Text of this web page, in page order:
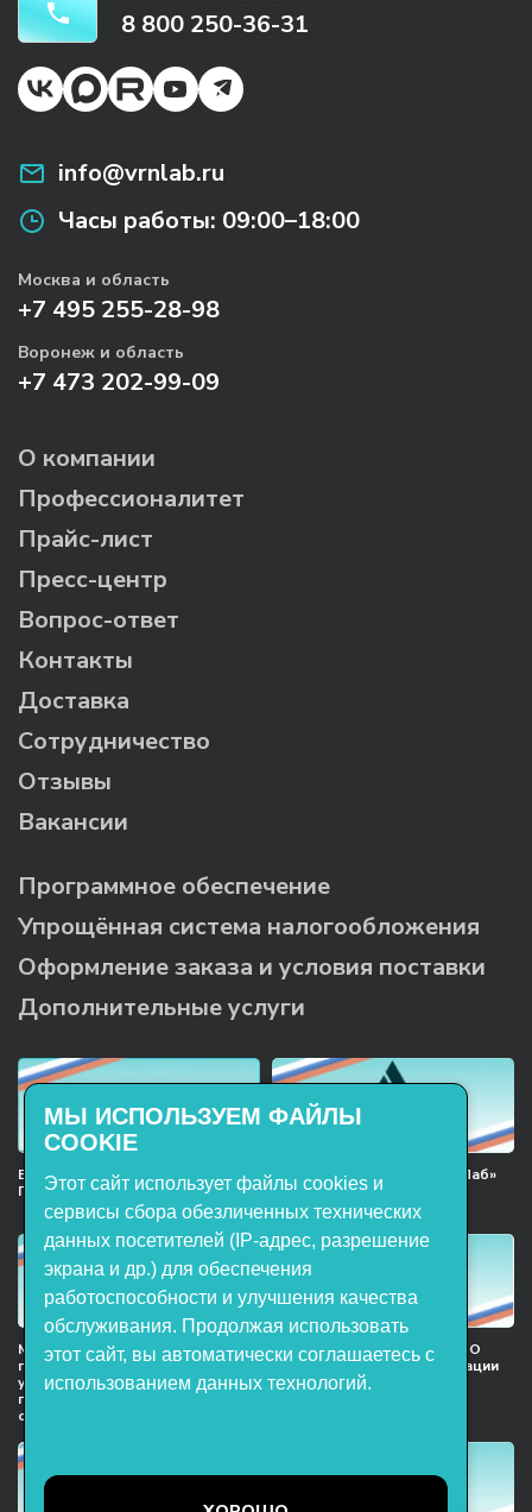
8 800 250-36-31
info@vrnlab.ru
Часы работы: 09:00–18:00
Москва и область
+7 495 255-28-98
Воронеж и область
+7 473 202-99-09
О компании
Профессионалитет
Прайс-лист
Пресс-центр
Вопрос-ответ
Контакты
Доставка
Сотрудничество
Отзывы
Вакансии
Программное обеспечение
Упрощённая система налогообложения
Оформление заказа и условия поставки
Дополнительные услуги
Включён в реестр Российского
ПО
Продукция НТП «ЭнергияЛаб»
включена в реестр
Минпромторга РФ
Мы в национальном союзе
предприятий индустрии
учебного оборудования и
поставщиков образовательных
организация
Сертификат участника ООО
НТП «ЭнергияЛаб» ассоциации
предприятий индустрии
МЫ ИСПОЛЬЗУЕМ ФАЙЛЫ
COOKIE
Этот сайт использует файлы cookies и
сервисы сбора обезличенных технических
данных посетителей (IP-адрес, разрешение
экрана и др.) для обеспечения
работоспособности и улучшения качества
обслуживания. Продолжая использовать
этот сайт, вы автоматически соглашаетесь с
использованием данных технологий.